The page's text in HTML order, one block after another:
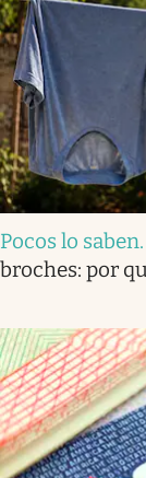
Pocos lo saben.
broches: por